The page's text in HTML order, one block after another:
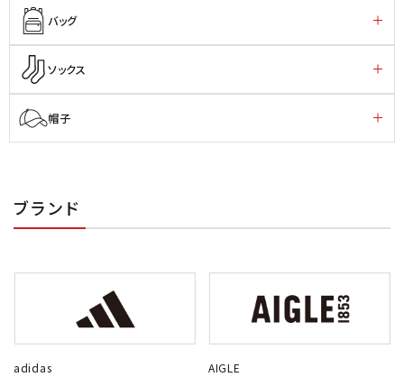
バッグ
ソックス
帽子
ブランド
adidas AIGLE